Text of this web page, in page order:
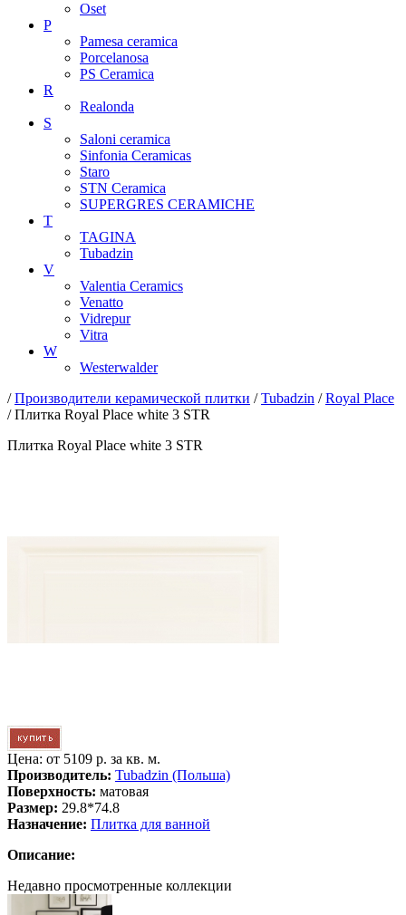
Oset
P
Pamesa ceramica
Porcelanosa
PS Ceramica
R
Realonda
S
Saloni ceramica
Sinfonia Ceramicas
Staro
STN Ceramica
SUPERGRES CERAMICHE
T
TAGINA
Tubadzin
V
Valentia Ceramics
Venatto
Vidrepur
Vitra
W
Westerwalder
/Производители керамической плитки /Tubadzin /Royal Place
/ Плитка Royal Place white 3 STR
Плитка Royal Place white 3 STR
Цена: от 5109 р. за кв. м.
Производитель: Tubadzin (Польша)
Поверхность: матовая
Размер: 29.8*74.8
Назначение: Плитка для ванной
Описание:
Недавно просмотренные коллекции